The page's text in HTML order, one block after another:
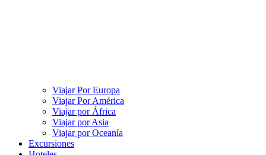
Viajar Por Europa
Viajar Por América
Viajar por África
Viajar por Asia
Viajar por Oceanía
Excursiones